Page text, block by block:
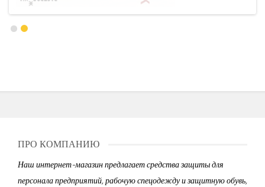
ПРО КОМПАНИЮ
Наш интернет-магазин предлагает средства защиты для
персонала предприятий, рабочую спецодежду и защитную обувь,